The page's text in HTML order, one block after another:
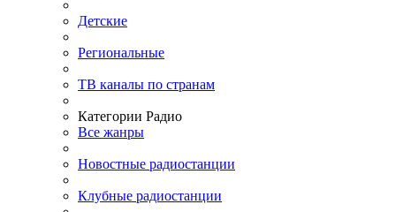
Детские
Региональные
ТВ каналы по странам
Категории Радио
Все жанры
Новостные радиостанции
Клубные радиостанции